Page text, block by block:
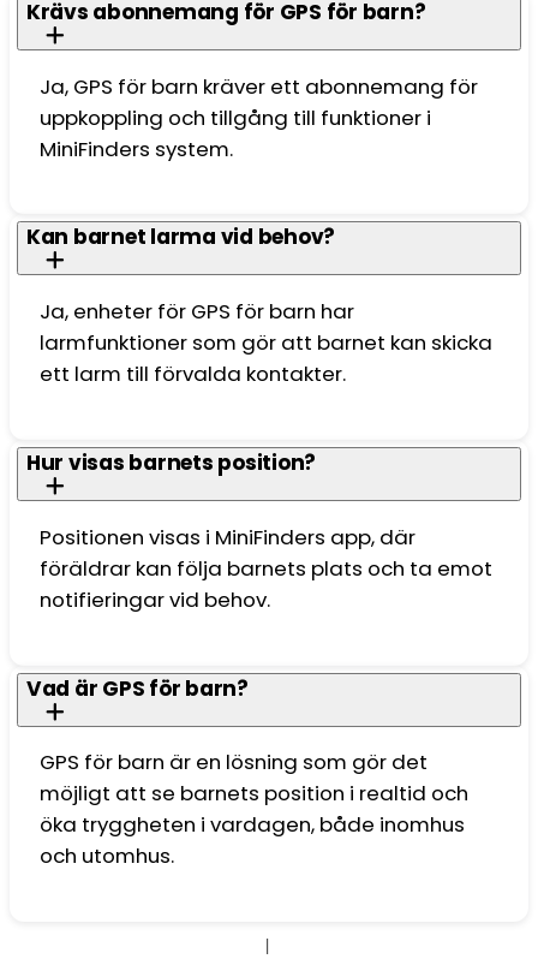
flera
varianter.
De
olika
alternativen
på
produktsidan
Krävs abonnemang för GPS för barn?
Ja, GPS för barn kräver ett abonnemang för
uppkoppling och tillgång till funktioner i
MiniFinders system.
Kan barnet larma vid behov?
Ja, enheter för GPS för barn har
larmfunktioner som gör att barnet kan skicka
ett larm till förvalda kontakter.
Hur visas barnets position?
Positionen visas i MiniFinders app, där
föräldrar kan följa barnets plats och ta emot
notifieringar vid behov.
Vad är GPS för barn?
GPS för barn är en lösning som gör det
möjligt att se barnets position i realtid och
öka tryggheten i vardagen, både inomhus
och utomhus.